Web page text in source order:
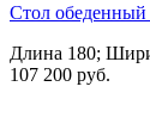
Стол обеденный
Длина 180;
107 200 руб.